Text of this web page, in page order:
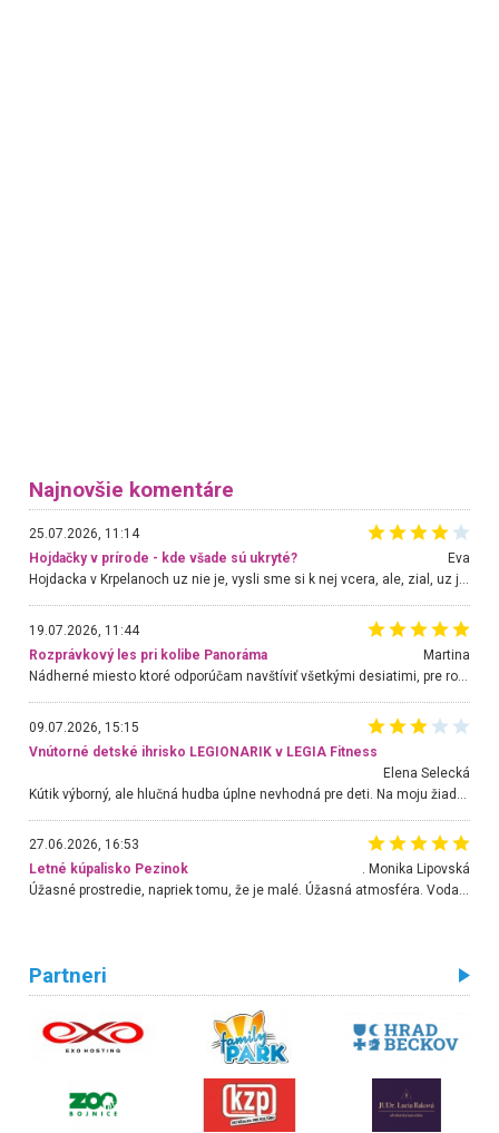
Najnovšie komentáre
25.07.2026, 11:14
Hojdačky v prírode - kde všade sú ukryté?
Eva
Hojdacka v Krpelanoch uz nie je, vysli sme si k nej vcera, ale, zial, uz je znicena. Ak sem planujete cestu len kvoli hojdacke, mozete si ju usetrit. Krasny vyhlad je tu vsak aj bez hojdacky :-)
19.07.2026, 11:44
Rozprávkový les pri kolibe Panoráma
Martina
Nádherné miesto ktoré odporúčam navštíviť všetkými desiatimi, pre rodiny s deťmi, dôchodcom... Proste a jednoducho ozaj rozprávkový les.. určite ešte prídeme. Odniesli sme si na pamiatku krásne tričká,
09.07.2026, 15:15
Vnútorné detské ihrisko LEGIONARIK v LEGIA Fitness
Elena Selecká
27.06.2026, 16:53
Letné kúpalisko Pezinok
. Monika Lipovská
Úžasné prostredie, napriek tomu, že je malé. Úžasná atmosféra. Voda fantastická a nádherná. Ľudí je pomerne veľa, ale su mili a ohľaduplní. Je veľmi zaujímavé sledovať, ako dokážu spolu športovať cudzí ľudia a bez ohľadu na vek. Vládne tu pohoda. Vnuka neviem dostať z vody. Ďakujem za krásny deň . Urcite sa sem vrátim. Jediný problém je s parkovaním, ale aj ten sa mi podarilo vyriešiť. Monika Bratislava
Partneri